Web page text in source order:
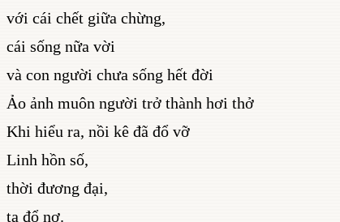
với cái chết giữa chừng,
cái sống nữa vời
và con người chưa sống hết đời
Ảo ảnh muôn người trở thành hơi thở
Khi hiểu ra, nồi kê đã đổ vỡ
Linh hồn số,
thời đương đại,
ta đổ nợ.